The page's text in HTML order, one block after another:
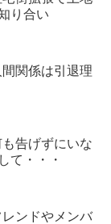
り合い
間関係は引退理
も告げずにいな
て・・・
レンドやメンバ